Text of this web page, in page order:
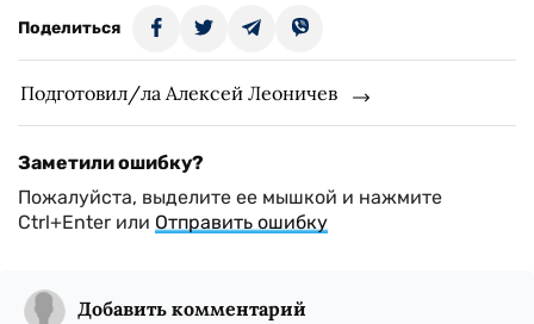
Поделиться
Подготовил/ла Алексей Леоничев
Заметили ошибку?
Пожалуйста, выделите ее мышкой и нажмите
Ctrl+Enter или Отправить ошибку
Добавить комментарий